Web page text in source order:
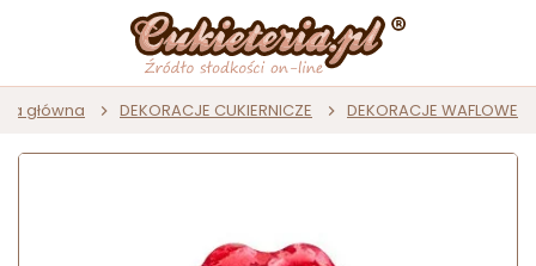
główna DEKORACJE CUKIERNICZE DEKORACJE WAFLOWE